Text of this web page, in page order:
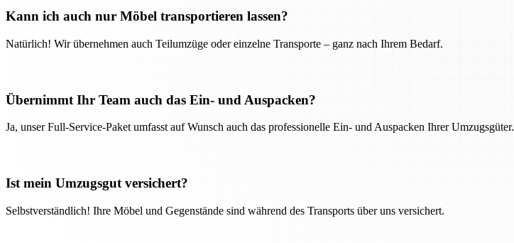
Kann ich auch nur Möbel transportieren lassen?
Natürlich! Wir übernehmen auch Teilumzüge oder einzelne Transporte – ganz nach Ihrem Bedarf.
Übernimmt Ihr Team auch das Ein- und Auspacken?
Ja, unser Full-Service-Paket umfasst auf Wunsch auch das professionelle Ein- und Auspacken Ihrer Umzugsgüter.
Ist mein Umzugsgut versichert?
Selbstverständlich! Ihre Möbel und Gegenstände sind während des Transports über uns versichert.